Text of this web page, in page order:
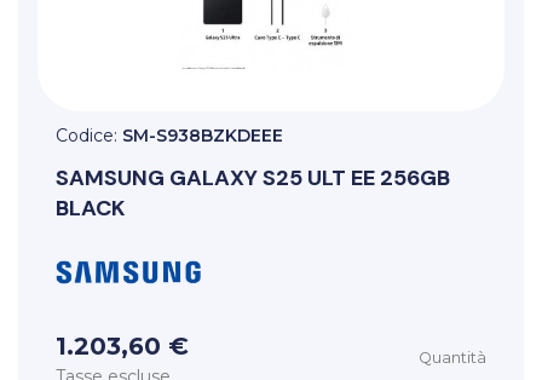
Codice: SM-S938BZKDEEE
SAMSUNG GALAXY S25 ULT EE 256GB
BLACK
1.203,60 €
Quantità